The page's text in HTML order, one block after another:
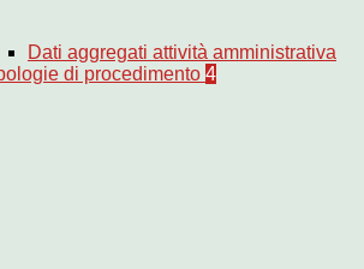
Dati aggregati attività amministrativa
di procedimento 4